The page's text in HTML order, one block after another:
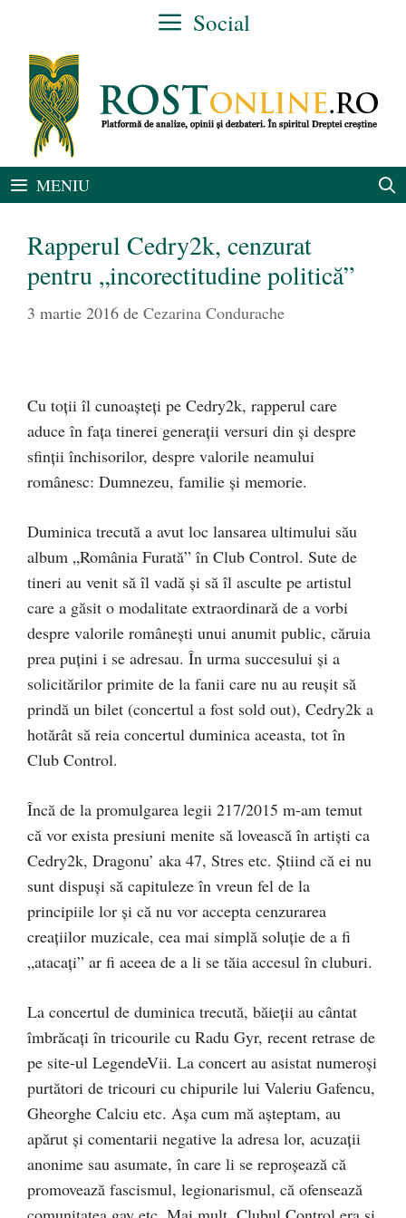
conținut
Social
MENIU
Rapperul Cedry2k, cenzurat
pentru „incorectitudine politică”
3 martie 2016 de Cezarina Condurache
Cu toţii îl cunoaşteţi pe Cedry2k, rapperul care
aduce în faţa tinerei generaţii versuri din şi despre
sfinţii închisorilor, despre valorile neamului
românesc: Dumnezeu, familie şi memorie.
Duminica trecută a avut loc lansarea ultimului său
album „România Furată” în Club Control. Sute de
tineri au venit să îl vadă şi să îl asculte pe artistul
care a găsit o modalitate extraordinară de a vorbi
despre valorile româneşti unui anumit public, căruia
prea puţini i se adresau. În urma succesului şi a
solicitărilor primite de la fanii care nu au reuşit să
prindă un bilet (concertul a fost sold out), Cedry2k a
hotărât să reia concertul duminica aceasta, tot în
Club Control.
Încă de la promulgarea legii 217/2015 m-am temut
că vor exista presiuni menite să lovească în artişti ca
Cedry2k, Dragonu’ aka 47, Stres etc. Ştiind că ei nu
sunt dispuşi să capituleze în vreun fel de la
principiile lor şi că nu vor accepta cenzurarea
creaţiilor muzicale, cea mai simplă soluţie de a fi
„atacaţi” ar fi aceea de a li se tăia accesul în cluburi.
La concertul de duminica trecută, băieţii au cântat
îmbrăcaţi în tricourile cu Radu Gyr, recent retrase de
pe site-ul LegendeVii. La concert au asistat numeroşi
purtători de tricouri cu chipurile lui Valeriu Gafencu,
Gheorghe Calciu etc. Aşa cum mă aşteptam, au
apărut şi comentarii negative la adresa lor, acuzaţii
anonime sau asumate, în care li se reproşează că
promovează fascismul, legionarismul, că ofensează